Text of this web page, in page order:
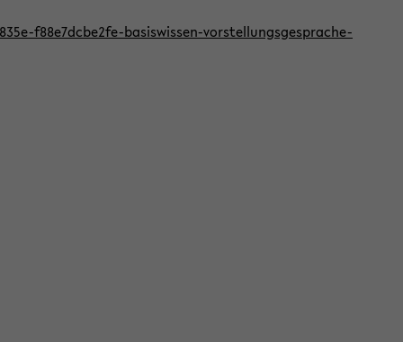
f88e7dcbe2fe-basiswissen-vorstellungsgesprache-